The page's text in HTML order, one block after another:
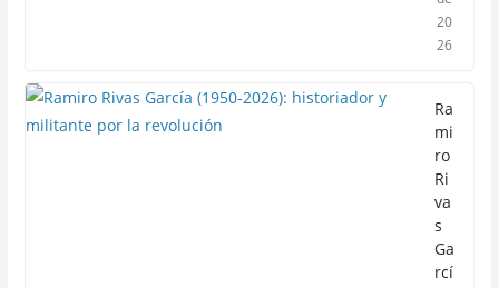
20
26
Ra
mi
ro
Ri
va
s
Ga
rcí